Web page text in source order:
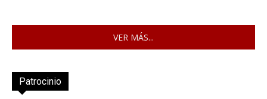
VER MÁS...
Patrocinio